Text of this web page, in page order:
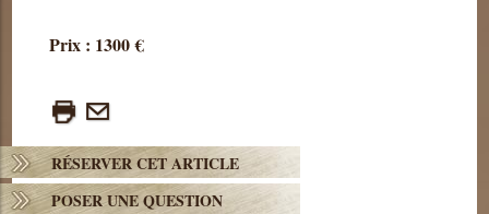
Prix : 1300 €
RÉSERVER CET ARTICLE
POSER UNE QUESTION